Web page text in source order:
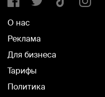
О нас
Реклама
Для бизнеса
Тарифы
Политика